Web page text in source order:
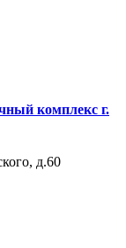
комплекс г.
д.60